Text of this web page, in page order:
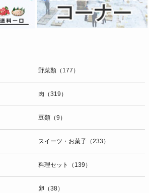
野菜類（177）
肉（319）
豆類（9）
スイーツ・お菓子（233）
料理セット（139）
卵（38）